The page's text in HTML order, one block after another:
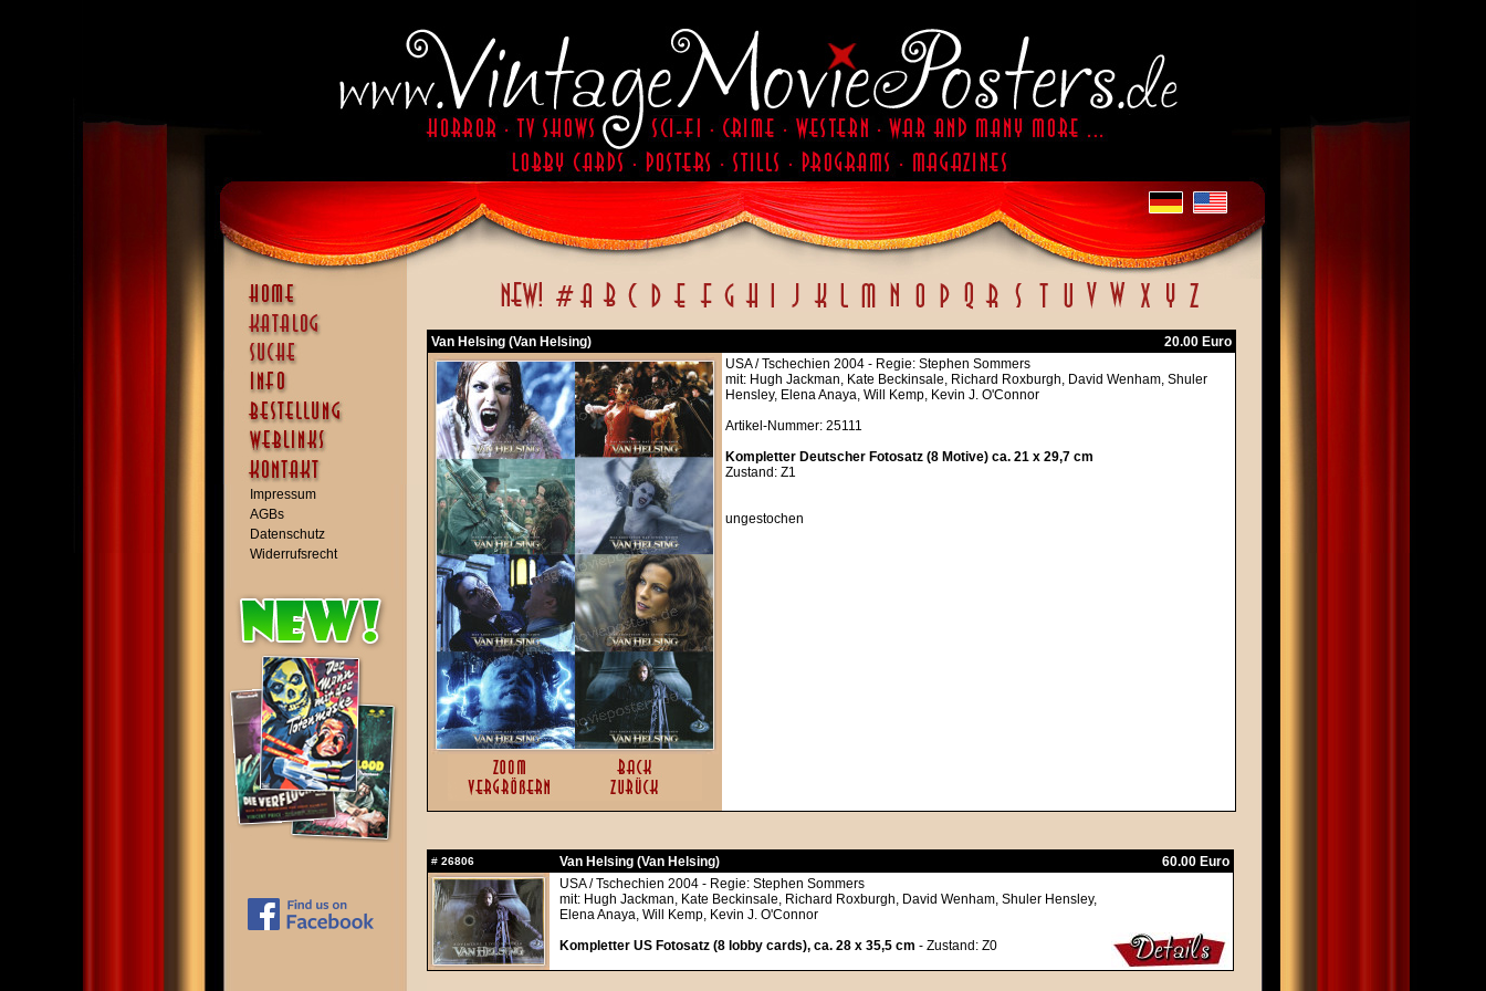
Impressum
AGBs
Datenschutz
Widerrufsrecht
Van Helsing (Van Helsing)
20.00 Euro
USA / Tschechien 2004 - Regie: Stephen Sommers
mit: Hugh Jackman, Kate Beckinsale, Richard Roxburgh, David Wenham, Shuler
Hensley, Elena Anaya, Will Kemp, Kevin J. O'Connor
Artikel-Nummer: 25111
Kompletter Deutscher Fotosatz (8 Motive) ca. 21 x 29,7 cm
Zustand: Z1
ungestochen
# 26806 Van Helsing (Van Helsing)
60.00 Euro
USA / Tschechien 2004 - Regie: Stephen Sommers
mit: Hugh Jackman, Kate Beckinsale, Richard Roxburgh, David Wenham, Shuler Hensley,
Elena Anaya, Will Kemp, Kevin J. O'Connor
Kompletter US Fotosatz (8 lobby cards), ca. 28 x 35,5 cm - Zustand: Z0